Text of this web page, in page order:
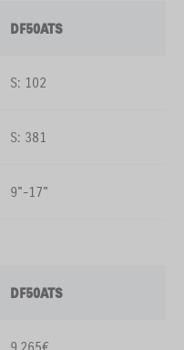
DF50ATS
S: 102
S: 381
9"-17"
DF50ATS